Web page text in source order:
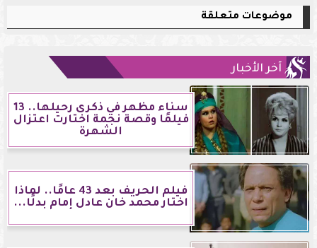
موضوعات متعلقة
آخر الأخبار
سناء مظهر في ذكرى رحيلها.. 13
فيلمًا وقصة نجمة اختارت اعتزال
الشهرة
فيلم الحريف بعد 43 عامًا.. لماذا
اختار محمد خان عادل إمام بدلًا...